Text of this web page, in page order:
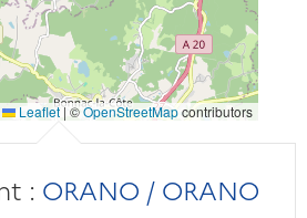
Leaflet|©OpenStreetMapcontributors
: ORANO / ORANO